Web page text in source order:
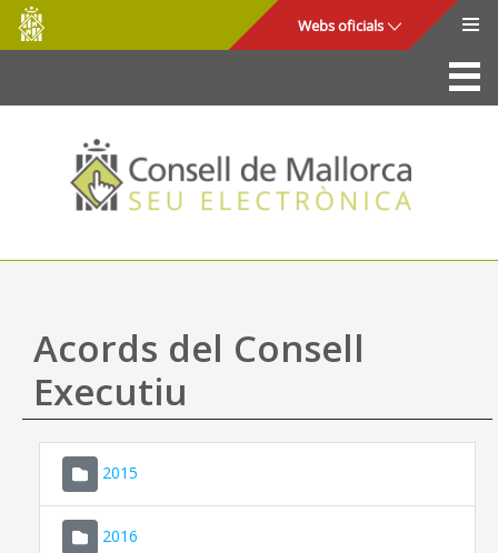
Salta al contingut principal
Consell
de
Mallorca
Webs oficials
La Seu
Consell de Mallorca
Accés i seguretat
Utilitats
Ajuda
Acords del Consell
Executiu
2015
2016